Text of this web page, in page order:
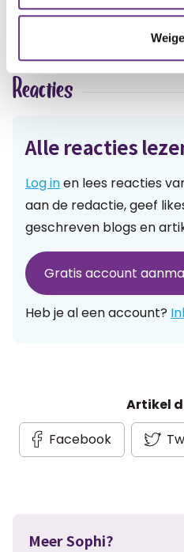
Reacties
Alle reacties
Log inen lees reacties
aan de redactie, geef
geschreven blogs en
Gratis account
Heb je al een account?
Artikel
Facebook
Meer Sophi?